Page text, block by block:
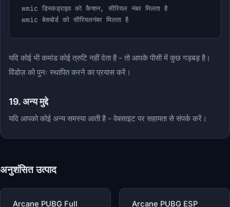
wmic डिस्कड्राइव को कैप्शन, सीरियल नंबर मिलता है
wmic बेसबोर्ड को सीरियलनंबर मिलता है
यदि कोई भी कमांड कोई त्रुटि नहीं देता है - तो आपके पीसी में कुछ गड़बड़ है।
विंडोज़ को पुनः स्थापित करने का प्रयास करें।
19. अन्य मुद्दे
यदि आपको कोई अन्य समस्या आती है - वेबसाइट पर सहायता से संपर्क करें।
अनुशंसित उत्पाद
Arcane PUBG Full Arcane PUBG ESP